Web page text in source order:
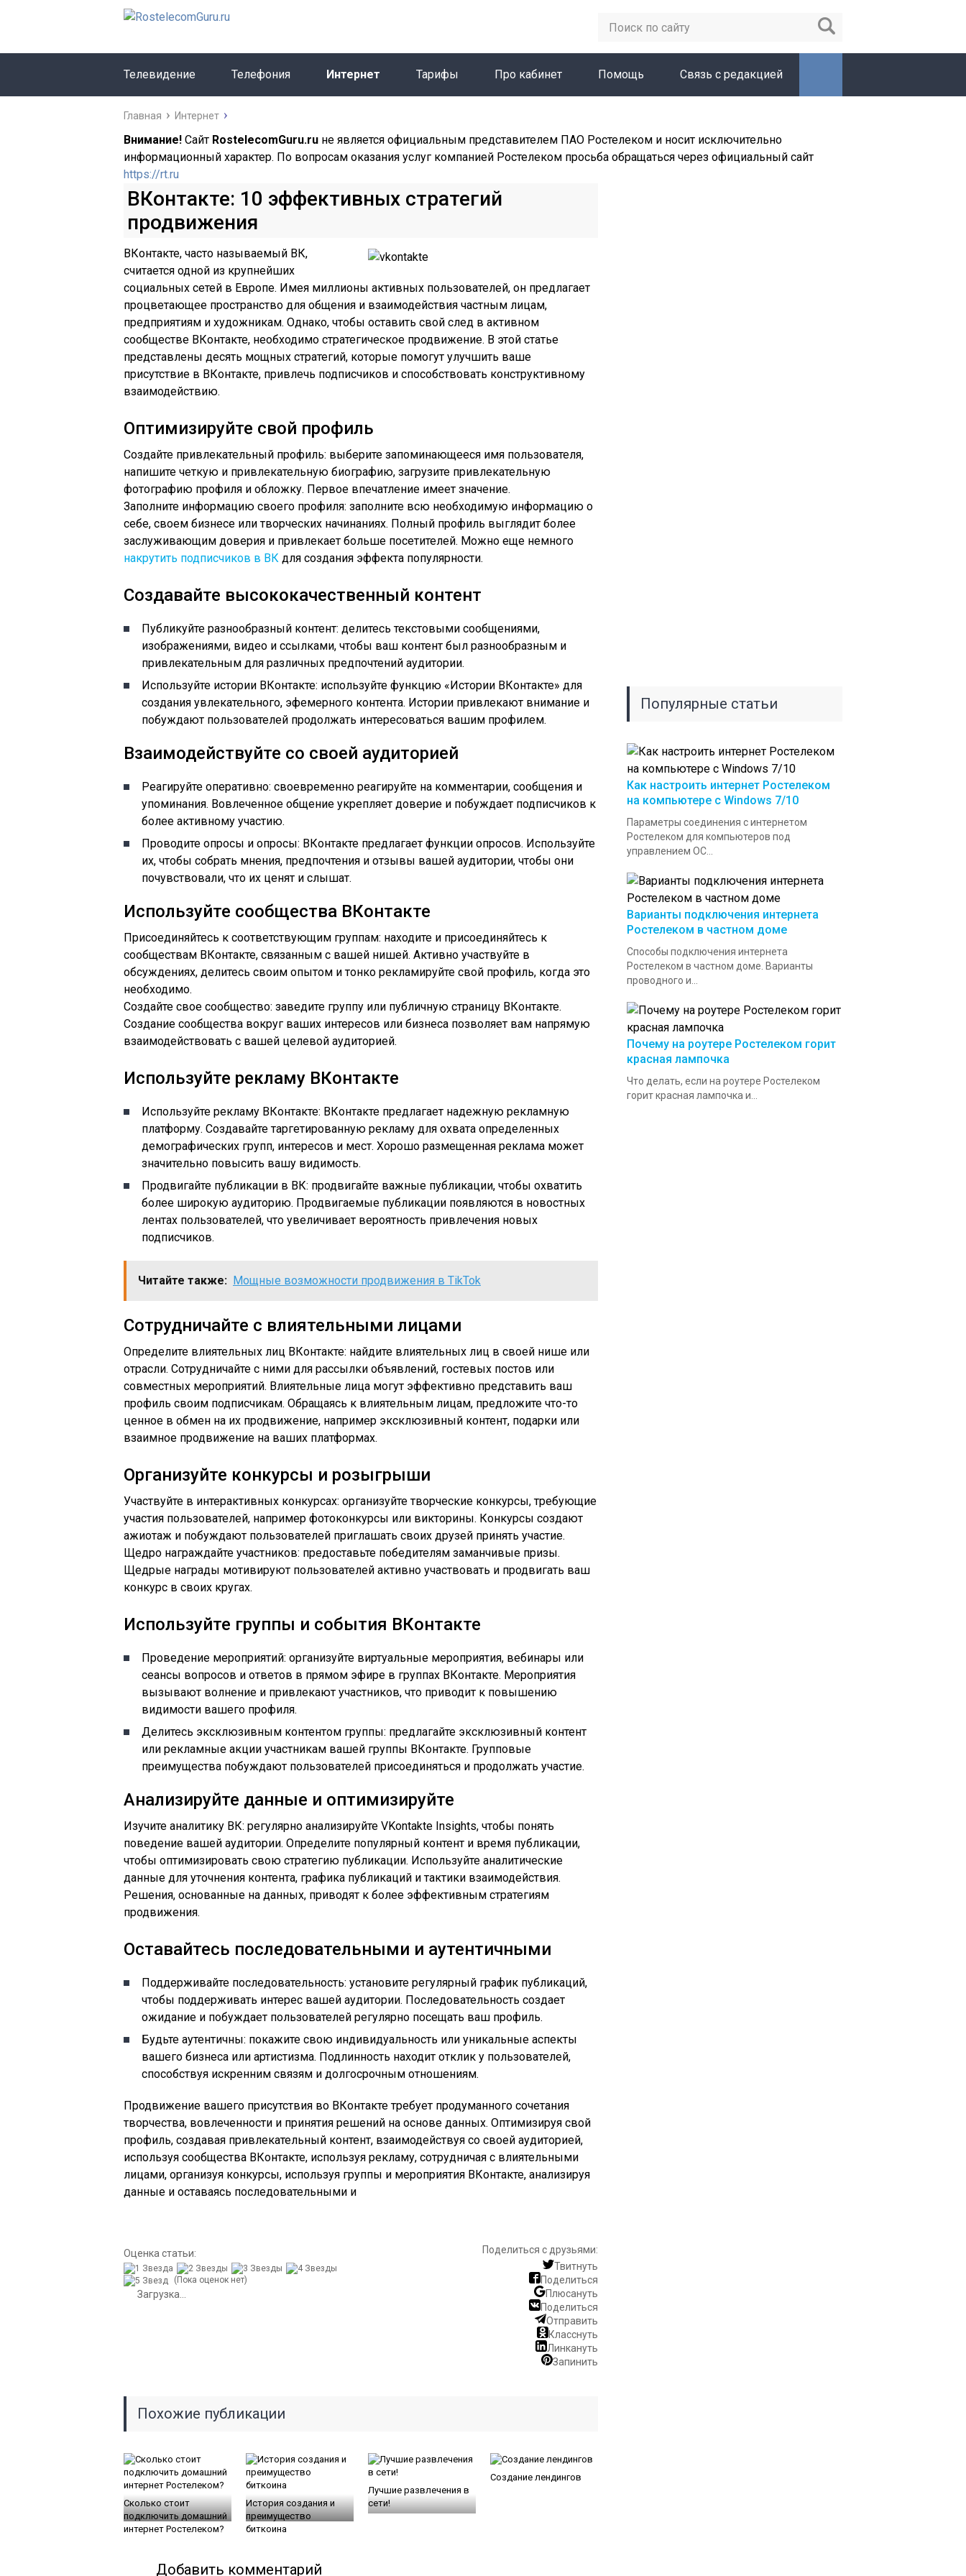
Телевидение Телефония Интернет Тарифы Про кабинет Помощь Связь с редакцией
Главная Интернет
Внимание! Сайт RostelecomGuru.ru не является официальным представителем ПАО Ростелеком и носит исключительно
информационный характер. По вопросам оказания услуг компанией Ростелеком просьба обращаться через официальный сайт
https://rt.ru
ВКонтакте: 10 эффективных стратегий
продвижения
ВКонтакте, часто называемый ВК,
считается одной из крупнейших
социальных сетей в Европе. Имея миллионы активных пользователей, он предлагает
процветающее пространство для общения и взаимодействия частным лицам,
предприятиям и художникам. Однако, чтобы оставить свой след в активном
сообществе ВКонтакте, необходимо стратегическое продвижение. В этой статье
представлены десять мощных стратегий, которые помогут улучшить ваше
присутствие в ВКонтакте, привлечь подписчиков и способствовать конструктивному
взаимодействию.
Оптимизируйте свой профиль
Создайте привлекательный профиль: выберите запоминающееся имя пользователя,
напишите четкую и привлекательную биографию, загрузите привлекательную
фотографию профиля и обложку. Первое впечатление имеет значение.
Заполните информацию своего профиля: заполните всю необходимую информацию о
себе, своем бизнесе или творческих начинаниях. Полный профиль выглядит более
заслуживающим доверия и привлекает больше посетителей. Можно еще немного
накрутить подписчиков в ВК для создания эффекта популярности.
Создавайте высококачественный контент
Публикуйте разнообразный контент: делитесь текстовыми сообщениями,
изображениями, видео и ссылками, чтобы ваш контент был разнообразным и
привлекательным для различных предпочтений аудитории.
Используйте истории ВКонтакте: используйте функцию «Истории ВКонтакте» для
создания увлекательного, эфемерного контента. Истории привлекают внимание и
побуждают пользователей продолжать интересоваться вашим профилем.
Взаимодействуйте со своей аудиторией
Реагируйте оперативно: своевременно реагируйте на комментарии, сообщения и
упоминания. Вовлеченное общение укрепляет доверие и побуждает подписчиков к
более активному участию.
Проводите опросы и опросы: ВКонтакте предлагает функции опросов. Используйте
их, чтобы собрать мнения, предпочтения и отзывы вашей аудитории, чтобы они
почувствовали, что их ценят и слышат.
Используйте сообщества ВКонтакте
Присоединяйтесь к соответствующим группам: находите и присоединяйтесь к
сообществам ВКонтакте, связанным с вашей нишей. Активно участвуйте в
обсуждениях, делитесь своим опытом и тонко рекламируйте свой профиль, когда это
необходимо.
Создайте свое сообщество: заведите группу или публичную страницу ВКонтакте.
Создание сообщества вокруг ваших интересов или бизнеса позволяет вам напрямую
взаимодействовать с вашей целевой аудиторией.
Используйте рекламу ВКонтакте
Используйте рекламу ВКонтакте: ВКонтакте предлагает надежную рекламную
платформу. Создавайте таргетированную рекламу для охвата определенных
демографических групп, интересов и мест. Хорошо размещенная реклама может
значительно повысить вашу видимость.
Продвигайте публикации в ВК: продвигайте важные публикации, чтобы охватить
более широкую аудиторию. Продвигаемые публикации появляются в новостных
лентах пользователей, что увеличивает вероятность привлечения новых
подписчиков.
Читайте также: Мощные возможности продвижения в TikTok
Сотрудничайте с влиятельными лицами
Определите влиятельных лиц ВКонтакте: найдите влиятельных лиц в своей нише или
отрасли. Сотрудничайте с ними для рассылки объявлений, гостевых постов или
совместных мероприятий. Влиятельные лица могут эффективно представить ваш
профиль своим подписчикам. Обращаясь к влиятельным лицам, предложите что-то
ценное в обмен на их продвижение, например эксклюзивный контент, подарки или
взаимное продвижение на ваших платформах.
Организуйте конкурсы и розыгрыши
Участвуйте в интерактивных конкурсах: организуйте творческие конкурсы, требующие
участия пользователей, например фотоконкурсы или викторины. Конкурсы создают
ажиотаж и побуждают пользователей приглашать своих друзей принять участие.
Щедро награждайте участников: предоставьте победителям заманчивые призы.
Щедрые награды мотивируют пользователей активно участвовать и продвигать ваш
конкурс в своих кругах.
Используйте группы и события ВКонтакте
Проведение мероприятий: организуйте виртуальные мероприятия, вебинары или
сеансы вопросов и ответов в прямом эфире в группах ВКонтакте. Мероприятия
вызывают волнение и привлекают участников, что приводит к повышению
видимости вашего профиля.
Делитесь эксклюзивным контентом группы: предлагайте эксклюзивный контент
или рекламные акции участникам вашей группы ВКонтакте. Групповые
преимущества побуждают пользователей присоединяться и продолжать участие.
Анализируйте данные и оптимизируйте
Изучите аналитику ВК: регулярно анализируйте VKontakte Insights, чтобы понять
поведение вашей аудитории. Определите популярный контент и время публикации,
чтобы оптимизировать свою стратегию публикации. Используйте аналитические
данные для уточнения контента, графика публикаций и тактики взаимодействия.
Решения, основанные на данных, приводят к более эффективным стратегиям
продвижения.
Оставайтесь последовательными и аутентичными
Поддерживайте последовательность: установите регулярный график публикаций,
чтобы поддерживать интерес вашей аудитории. Последовательность создает
ожидание и побуждает пользователей регулярно посещать ваш профиль.
Будьте аутентичны: покажите свою индивидуальность или уникальные аспекты
вашего бизнеса или артистизма. Подлинность находит отклик у пользователей,
способствуя искренним связям и долгосрочным отношениям.
Продвижение вашего присутствия во ВКонтакте требует продуманного сочетания
творчества, вовлеченности и принятия решений на основе данных. Оптимизируя свой
профиль, создавая привлекательный контент, взаимодействуя со своей аудиторией,
используя сообщества ВКонтакте, используя рекламу, сотрудничая с влиятельными
лицами, организуя конкурсы, используя группы и мероприятия ВКонтакте, анализируя
данные и оставаясь последовательными и
Оценка статьи:
(Пока оценок нет)
Загрузка...
Поделиться с друзьями:
Твитнуть
Поделиться
Плюсануть
Поделиться
Отправить
Класснуть
Линкануть
Запинить
Похожие публикации
Сколько стоит
подключить домашний
интернет Ростелеком?
История создания и
преимущество
биткоина
Лучшие развлечения в
сети!
Создание лендингов
Добавить комментарий
Популярные статьи
Как настроить интернет Ростелеком
на компьютере с Windows 7/10
Параметры соединения с интернетом
Ростелеком для компьютеров под
управлением ОС...
Варианты подключения интернета
Ростелеком в частном доме
Способы подключения интернета
Ростелеком в частном доме. Варианты
проводного и...
Почему на роутере Ростелеком горит
красная лампочка
Что делать, если на роутере Ростелеком
горит красная лампочка и...